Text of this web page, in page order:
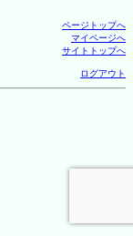
ページトップへ
マイページへ
サイトトップへ
ログアウト